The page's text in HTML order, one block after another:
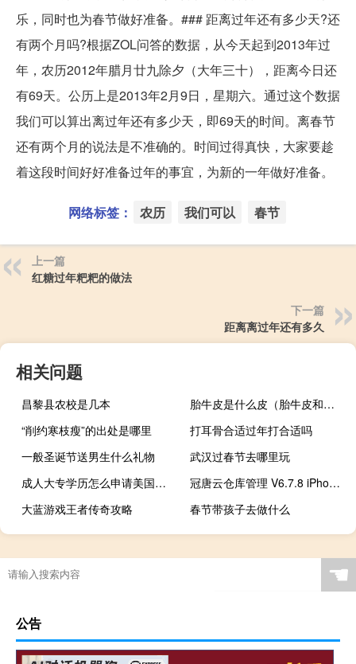
乐，同时也为春节做好准备。### 距离过年还有多少天?还
有两个月吗?根据ZOL问答的数据，从今天起到2013年过
年，农历2012年腊月廿九除夕（大年三十），距离今日还
有69天。公历上是2013年2月9日，星期六。通过这个数据
我们可以算出离过年还有多少天，即69天的时间。离春节
还有两个月的说法是不准确的。时间过得真快，大家要趁
着这段时间好好准备过年的事宜，为新的一年做好准备。
网络标签： 农历 我们可以 春节
上一篇
红糖过年粑粑的做法
下一篇
距离离过年还有多久
相关问题
昌黎县农校是几本
胎牛皮是什么皮（胎牛皮和头层牛皮哪个好）
“削约寒枝瘦”的出处是哪里
打耳骨合适过年打合适吗
一般圣诞节送男生什么礼物
武汉过春节去哪里玩
成人大专学历怎么申请美国留学
冠唐云仓库管理 V6.7.8 iPhone版（冠唐云仓库管理 V6.7.8 iPhone版功能简介）
大蓝游戏王者传奇攻略
春节带孩子去做什么
☚
公告